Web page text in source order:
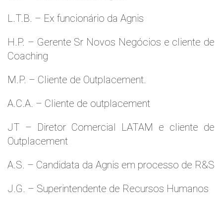
L.T.B. – Ex funcionário da Agnis
H.P. – Gerente Sr Novos Negócios e cliente de
Coaching
M.P. – Cliente de Outplacement.
A.C.A. – Cliente de outplacement
JT – Diretor Comercial LATAM e cliente de
Outplacement
A.S. – Candidata da Agnis em processo de R&S
J.G. – Superintendente de Recursos Humanos